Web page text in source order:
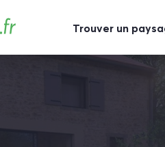
Trouver un